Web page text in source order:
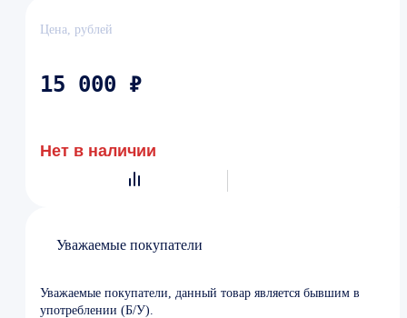
Цена, рублей
15 000 ₽
Нет в наличии
Уважаемые покупатели
Уважаемые покупатели, данный товар является бывшим в
употреблении (Б/У).